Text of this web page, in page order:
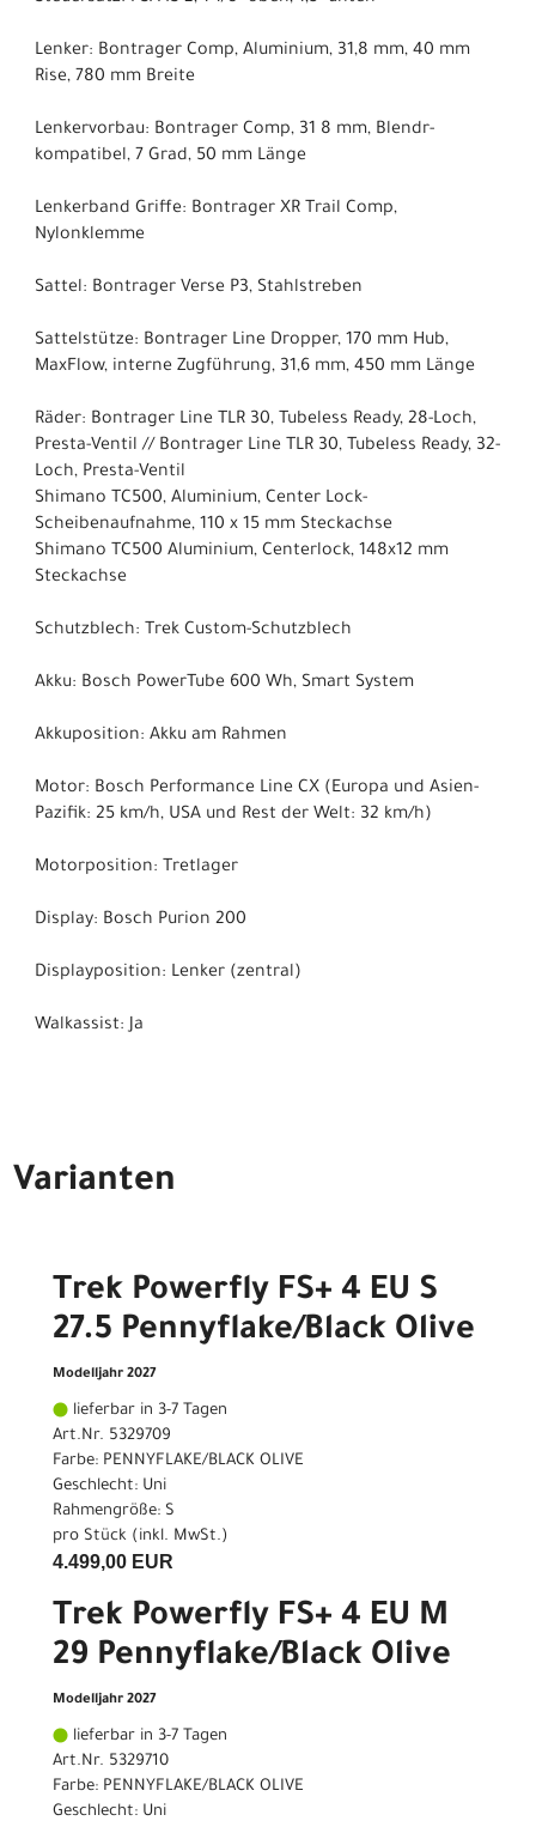
Lenker: Bontrager Comp, Aluminium, 31,8 mm, 40 mm
Rise, 780 mm Breite
Lenkervorbau: Bontrager Comp, 31 8 mm, Blendr-
kompatibel, 7 Grad, 50 mm Länge
Lenkerband Griffe: Bontrager XR Trail Comp,
Nylonklemme
Sattel: Bontrager Verse P3, Stahlstreben
Sattelstütze: Bontrager Line Dropper, 170 mm Hub,
MaxFlow, interne Zugführung, 31,6 mm, 450 mm Länge
Räder: Bontrager Line TLR 30, Tubeless Ready, 28-Loch,
Presta-Ventil // Bontrager Line TLR 30, Tubeless Ready, 32-
Loch, Presta-Ventil
Shimano TC500, Aluminium, Center Lock-
Scheibenaufnahme, 110 x 15 mm Steckachse
Shimano TC500 Aluminium, Centerlock, 148x12 mm
Steckachse
Schutzblech: Trek Custom-Schutzblech
Akku: Bosch PowerTube 600 Wh, Smart System
Akkuposition: Akku am Rahmen
Motor: Bosch Performance Line CX (Europa und Asien-
Pazifik: 25 km/h, USA und Rest der Welt: 32 km/h)
Motorposition: Tretlager
Display: Bosch Purion 200
Displayposition: Lenker (zentral)
Walkassist: Ja
Varianten
Trek Powerfly FS+ 4 EU S
27.5 Pennyflake/Black Olive
Modelljahr 2027
lieferbar in 3-7 Tagen
Art.Nr. 5329709
Farbe: PENNYFLAKE/BLACK OLIVE
Geschlecht: Uni
Rahmengröße: S
pro Stück (inkl. MwSt.)
4.499,00 EUR
Trek Powerfly FS+ 4 EU M
29 Pennyflake/Black Olive
Modelljahr 2027
lieferbar in 3-7 Tagen
Art.Nr. 5329710
Farbe: PENNYFLAKE/BLACK OLIVE
Geschlecht: Uni